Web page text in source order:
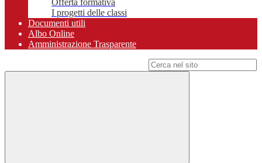
Offerta formativa
I progetti delle classi
Documenti utili
Albo Online
Amministrazione Trasparente